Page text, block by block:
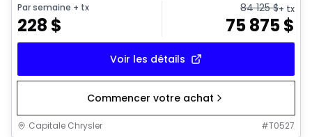
Par semaine + tx
228 $
84 125$+ tx
75 875$
Voir les détails
Commencer votre achat
Capitale Chrysler #T0527